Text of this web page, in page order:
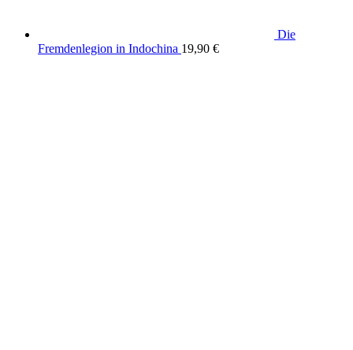
Die
Fremdenlegion in Indochina 19,90 €